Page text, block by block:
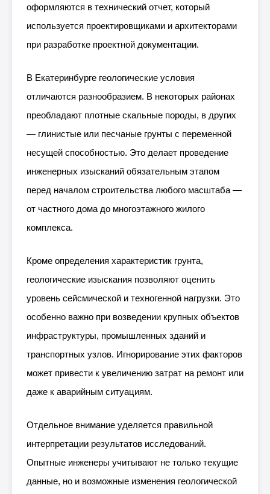
оформляются в технический отчет, который
используется проектировщиками и архитекторами
при разработке проектной документации.
В Екатеринбурге геологические условия
отличаются разнообразием. В некоторых районах
преобладают плотные скальные породы, в других
— глинистые или песчаные грунты с переменной
несущей способностью. Это делает проведение
инженерных изысканий обязательным этапом
перед началом строительства любого масштаба —
от частного дома до многоэтажного жилого
комплекса.
Кроме определения характеристик грунта,
геологические изыскания позволяют оценить
уровень сейсмической и техногенной нагрузки. Это
особенно важно при возведении крупных объектов
инфраструктуры, промышленных зданий и
транспортных узлов. Игнорирование этих факторов
может привести к увеличению затрат на ремонт или
даже к аварийным ситуациям.
Отдельное внимание уделяется правильной
интерпретации результатов исследований.
Опытные инженеры учитывают не только текущие
данные, но и возможные изменения геологической